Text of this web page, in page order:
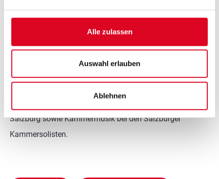
Alle zulassen
Auswahl erlauben
Ablehnen
Mit 10 Jahren erster Klarinettenunterricht am Salzburger
Salzburg sowie Kammermusik bei den Salzburger
Kammersolisten.